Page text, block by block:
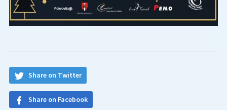
Share on Twitter
Share on Facebook